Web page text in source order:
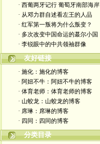
· 西葡两牙记行 葡萄牙南部海岸
· 从邓力群自述看左王的人品
· 红军第一叛将为什么叛变？
· 多次改变中国命运的蕞尔小国
· 李锐眼中的中共领袖群像
友好链接
· 施化：施化的博客
· 阿妞不牛：阿妞不牛的博客
· 体育老师：体育老师的博客
· 山蛟龙：山蛟龙的博客
· 席琳：席琳的博客
· 四同：四同的博客
分类目录